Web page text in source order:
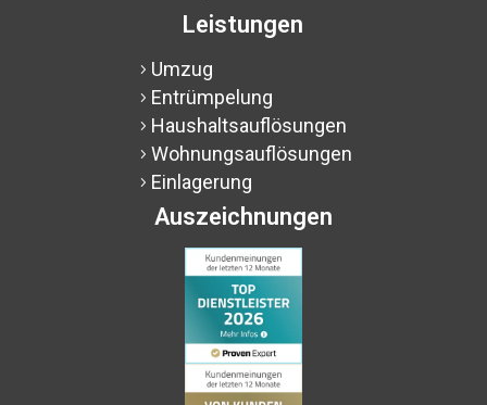
Leistungen
5 Umzug
5 Entrümpelung
5 Haushaltsauflösungen
5Wohnungsauflösungen
5 Einlagerung
Auszeichnungen